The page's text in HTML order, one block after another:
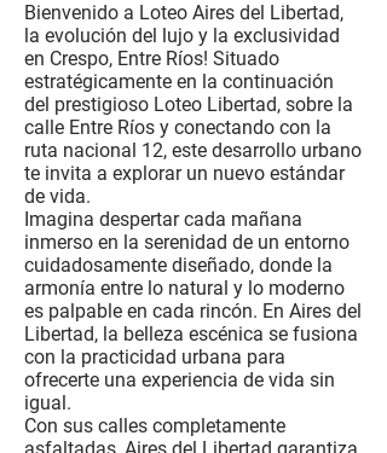
Bienvenido a Loteo Aires del Libertad,
la evolución del lujo y la exclusividad
en Crespo, Entre Ríos! Situado
estratégicamente en la continuación
del prestigioso Loteo Libertad, sobre la
calle Entre Ríos y conectando con la
ruta nacional 12, este desarrollo urbano
te invita a explorar un nuevo estándar
de vida.
Imagina despertar cada mañana
inmerso en la serenidad de un entorno
cuidadosamente diseñado, donde la
armonía entre lo natural y lo moderno
es palpable en cada rincón. En Aires del
Libertad, la belleza escénica se fusiona
con la practicidad urbana para
ofrecerte una experiencia de vida sin
igual.
Con sus calles completamente